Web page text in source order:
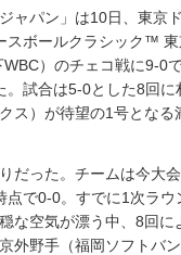
ャパン」は10日、東京
スボールクラシック™
）のチェコ戦に9-0
。試合は5-0とした8回に
ス）が待望の1号となる
だった。チームは今大
点で0-0。すでに1次ラウ
な空気が漂う中、8回に
外野手（福岡ソフトバ